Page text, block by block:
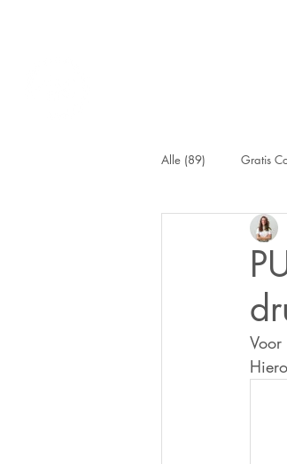
Alle (89) Gratis
BloedCheck
Voor